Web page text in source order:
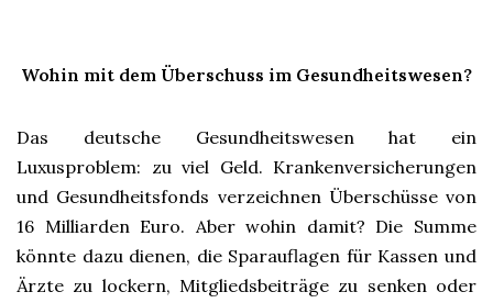
Wohin mit dem Überschuss im Gesundheitswesen?
Das deutsche Gesundheitswesen hat ein
Luxusproblem: zu viel Geld. Krankenversicherungen
und Gesundheitsfonds verzeichnen Überschüsse von
16 Milliarden Euro. Aber wohin damit? Die Summe
könnte dazu dienen, die Sparauflagen für Kassen und
Ärzte zu lockern, Mitgliedsbeiträge zu senken oder